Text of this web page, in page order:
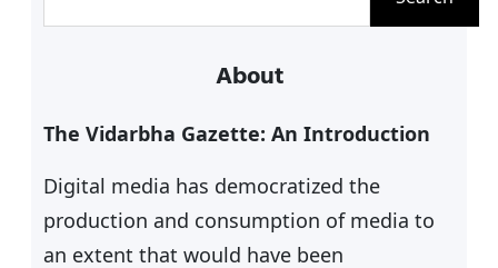
About
The Vidarbha Gazette: An Introduction
Digital media has democratized the
production and consumption of media to
an extent that would have been